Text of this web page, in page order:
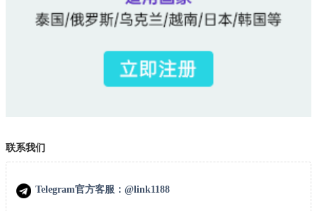
联系我们
Telegram官方客服：@link1188